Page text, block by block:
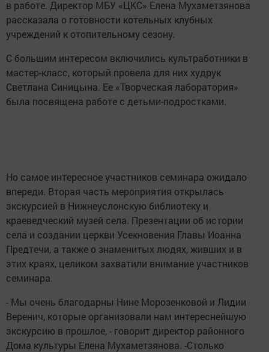
в работе. Директор МБУ «ЦКС» Елена Мухаметзянова
рассказала о готовности котельных клубных
учреждений к отопительному сезону.
С большим интересом включились культработники в
мастер-класс, который провела для них худрук
Светлана Синицына. Ее «Творческая лаборатория»
была посвящена работе с детьми-подростками.
Но самое интересное участников семинара ожидало
впереди. Вторая часть мероприятия открылась
экскурсией в Нижнеуслонскую библиотеку и
краеведческий музей села. Презентации об истории
села и создании церкви Усекновения Главы Иоанна
Предтечи, а также о знаменитых людях, живших и в
этих краях, целиком захватили внимание участников
семинара.
- Мы очень благодарны Нине Морозенковой и Лидии
Веренич, которые организовали нам интереснейшую
экскурсию в прошлое, - говорит директор районного
Дома культуры Елена Мухаметзянова. -Столько